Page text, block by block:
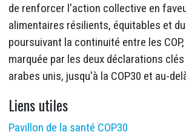
de renforcer l'action collective en
alimentaires résilients, équitables et
poursuivant la continuité entre les COP,
marquée par les deux déclarations
arabes unis, jusqu'à la COP30 et au-
Liens utiles
Pavillon de la santé COP30